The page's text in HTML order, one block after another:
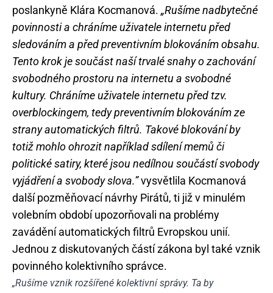
poslankyně Klára Kocmanová. „Rušíme nadbytečné
povinnosti a chráníme uživatele internetu před
sledováním a před preventivním blokováním obsahu.
Tento krok je součást naší trvalé snahy o zachování
svobodného prostoru na internetu a svobodné
kultury. Chráníme uživatele internetu před tzv.
overblockingem, tedy preventivním blokováním ze
strany automatických filtrů. Takové blokování by
totiž mohlo ohrozit například sdílení memů či
politické satiry, které jsou nedílnou součástí svobody
vyjádření a svobody slova.”vysvětlila Kocmanová
další pozměňovací návrhy Pirátů, ti již v minulém
volebním období upozorňovali na problémy
zavádění automatických filtrů Evropskou unií.
Jednou z diskutovaných částí zákona byl také vznik
povinného kolektivního správce.
„Rušíme vznik rozšířené kolektivní správy. Ta by